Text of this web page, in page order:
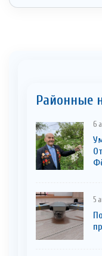
Районные
6
5